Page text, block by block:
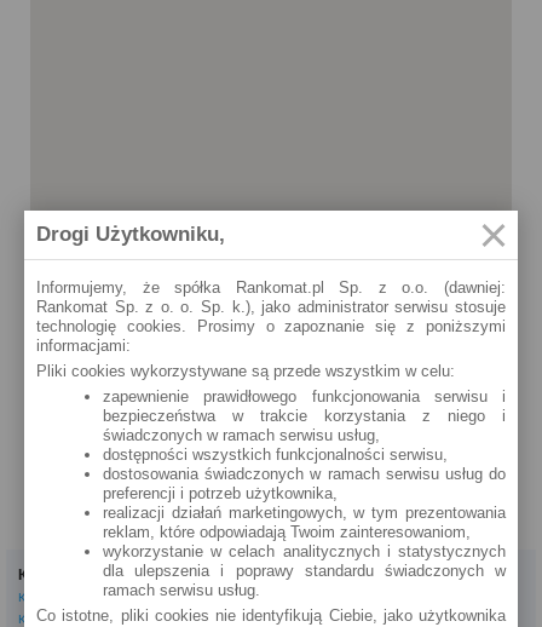
Ostrowiec Świętokrzyski
zobacz na mapie »
Ostrowiec Świętokrzyski
Os. Ogrody 37
zobacz na mapie »
Kredyty
Kredyty gotówkowe
Kredyty hipoteczne
Dla firm
Konta firmowe
Drogi Użytkowniku,
Informujemy, że spółka Rankomat.pl Sp. z o.o. (dawniej:
Rankomat Sp. z o. o. Sp. k.), jako administrator serwisu stosuje
technologię cookies. Prosimy o zapoznanie się z poniższymi
informacjami:
Pliki cookies wykorzystywane są przede wszystkim w celu:
zapewnienie prawidłowego funkcjonowania serwisu i
bezpieczeństwa w trakcie korzystania z niego i
świadczonych w ramach serwisu usług,
dostępności wszystkich funkcjonalności serwisu,
dostosowania świadczonych w ramach serwisu usług do
preferencji i potrzeb użytkownika,
realizacji działań marketingowych, w tym prezentowania
reklam, które odpowiadają Twoim zainteresowaniom,
wykorzystanie w celach analitycznych i statystycznych
dla ulepszenia i poprawy standardu świadczonych w
ramach serwisu usług.
Co istotne, pliki cookies nie identyfikują Ciebie, jako użytkownika